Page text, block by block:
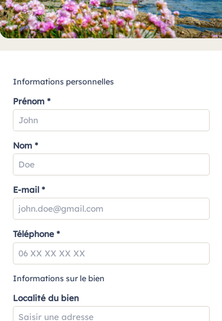
Informations personnelles
Prénom *
Nom *
E-mail *
Téléphone *
Informations sur le bien
Localité du bien